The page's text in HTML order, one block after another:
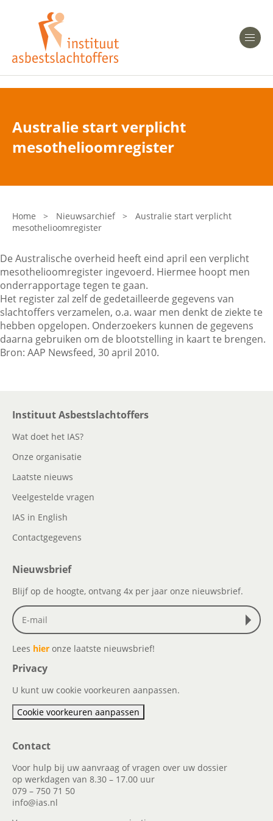
Heeft u Mesothelioom?
Heeft u Asbestose?
Bent u arts?
Asbest en Gezondheid
Laatste nieuws
Onze organisatie
Veelgestelde vragen
Contactgegevens
Zoeken
Australie start verplicht
mesothelioomregister
Home > Nieuwsarchief >
Australie start verplicht
mesothelioomregister
De Australische overheid heeft eind april een verplicht
mesothelioomregister ingevoerd. Hiermee hoopt men
onderrapportage tegen te gaan.
Het register zal zelf de gedetailleerde gegevens van
slachtoffers verzamelen, o.a. waar men denkt de ziekte te
hebben opgelopen. Onderzoekers kunnen de gegevens
daarna gebruiken om de blootstelling in kaart te brengen.
Bron: AAP Newsfeed, 30 april 2010.
Instituut Asbestslachtoffers
Wat doet het IAS?
Onze organisatie
Laatste nieuws
Veelgestelde vragen
IAS in English
Contactgegevens
Nieuwsbrief
Blijf op de hoogte, ontvang 4x per jaar onze nieuwsbrief.
Lees hier onze laatste nieuwsbrief!
Privacy
U kunt uw cookie voorkeuren aanpassen.
Cookie voorkeuren aanpassen
Contact
Voor hulp bij uw aanvraag of vragen over uw dossier
op werkdagen van 8.30 – 17.00 uur
079 – 750 71 50
info@ias.nl